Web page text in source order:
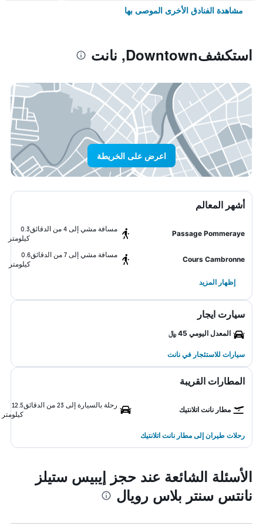
مشاهدة الفنادق الأخرى الموصى بها
استكشفDowntown, نانت
اعرض على الخريطة
أشهر المعالم
Passage Pommeraye
مسافة مشي إلى 4 من الدقائق
0.3
كيلومتر
Cours Cambronne
مسافة مشي إلى 7 من الدقائق
0.6
كيلومتر
إظهار المزيد
سيارت ايجار
المعدل اليومي 45 ﷼
سيارات للاستئجار في نانت
المطارات القريبة
مطار نانت اتلانتيك
رحلة بالسيارة إلى 23 من الدقائق
12.5
كيلومتر
رحلات طيران إلى مطار نانت اتلانتيك
الأسئلة الشائعة عند حجز إيبيس ستيلز
نانتس سنتر بلاس رويال